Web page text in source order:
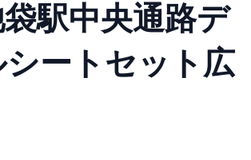
袋駅中央通路デ
シートセット広